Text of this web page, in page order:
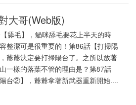
大哥(Web版)
舔毛】，貓咪舔毛要花上半天的時
整潔可是很重要的！第86話【打掃陽
爺爺決定要打掃陽台了。之所以放著
一樣的落葉不管的理由是？第87話
陽台②】，爺爺拿著新武器重新開始....